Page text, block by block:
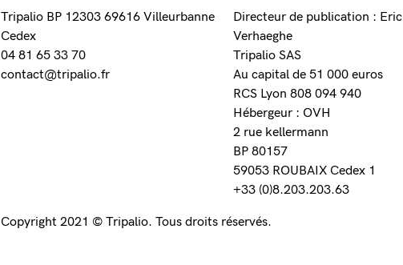
Tripalio BP 12303 69616 Villeurbanne
Cedex
04 81 65 33 70
contact@tripalio.fr
Directeur de publication : Eric
Verhaeghe
Tripalio SAS
Au capital de 51 000 euros
RCS Lyon 808 094 940
Hébergeur : OVH
2 rue kellermann
BP 80157
59053 ROUBAIX Cedex 1
+33 (0)8.203.203.63
Copyright 2021 © Tripalio. Tous droits réservés.